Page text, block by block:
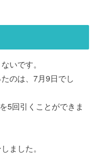
いです。
のは、7月9日でし
5回引くことができま
ました。